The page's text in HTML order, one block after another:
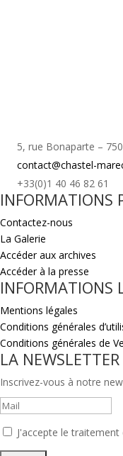
5, rue Bonaparte –
contact@chastel-
+33(0)1 40 46 82 61
INFORMATIONS
Contactez-nous
La Galerie
Accéder aux archives
Accéder à la presse
INFORMATIONS
Mentions légales
Conditions générales
Conditions générales de
LA
Inscrivez-vous à notre
J'accepte le